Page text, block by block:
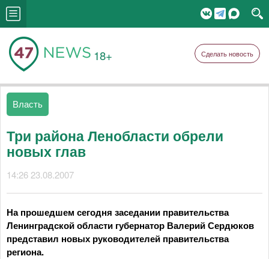
18+ Сделать новость
Власть
Три района Ленобласти обрели
новых глав
14:26 23.08.2007
На прошедшем сегодня заседании правительства
Ленинградской области губернатор Валерий Сердюков
представил новых руководителей правительства
региона.